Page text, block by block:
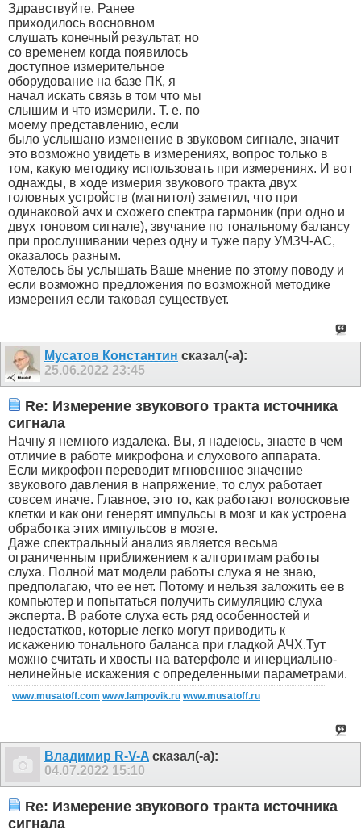
Здравствуйте. Ранее
приходилось восновном
слушать конечный результат, но
со временем когда появилось
доступное измерительное
оборудование на базе ПК, я
начал искать связь в том что мы
слышим и что измерили. Т. е. по
моему представлению, если
было услышано изменение в звуковом сигнале, значит
это возможно увидеть в измерениях, вопрос только в
том, какую методику использовать при измерениях. И вот
однажды, в ходе измерия звукового тракта двух
головных устройств (магнитол) заметил, что при
одинаковой ачх и схожего спектра гармоник (при одно и
двух тоновом сигнале), звучание по тональному балансу
при прослушивании через одну и туже пару УМЗЧ-АС,
оказалось разным.
Хотелось бы услышать Ваше мнение по этому поводу и
если возможно предложения по возможной методике
измерения если таковая существует.
Мусатов Константин сказал(-а):
25.06.2022 23:45
Re: Измерение звукового тракта источника
сигнала
Начну я немного издалека. Вы, я надеюсь, знаете в чем
отличие в работе микрофона и слухового аппарата.
Если микрофон переводит мгновенное значение
звукового давления в напряжение, то слух работает
совсем иначе. Главное, это то, как работают волосковые
клетки и как они генерят импульсы в мозг и как устроена
обработка этих импульсов в мозге.
Даже спектральный анализ является весьма
ограниченным приближением к алгоритмам работы
слуха. Полной мат модели работы слуха я не знаю,
предполагаю, что ее нет. Потому и нельзя заложить ее в
компьютер и попытаться получить симуляцию слуха
эксперта. В работе слуха есть ряд особенностей и
недостатков, которые легко могут приводить к
искажению тонального баланса при гладкой АЧХ.Тут
можно считать и хвосты на ватерфоле и инерциально-
нелинейные искажения с определенными параметрами.
www.musatoff.com www.lampovik.ru www.musatoff.ru
Владимир R-V-A сказал(-а):
04.07.2022 15:10
Re: Измерение звукового тракта источника
сигнала